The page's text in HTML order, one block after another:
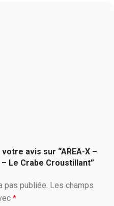
avis sur “AREA-X –
Le Crabe Croustillant”
pas publiée. Les champs
*